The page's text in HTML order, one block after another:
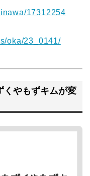
17312254
oka/23_0141/
くやもずキムが変